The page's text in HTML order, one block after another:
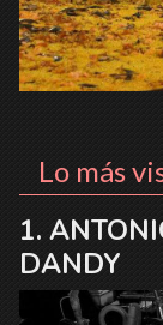
Lo más
DANDY